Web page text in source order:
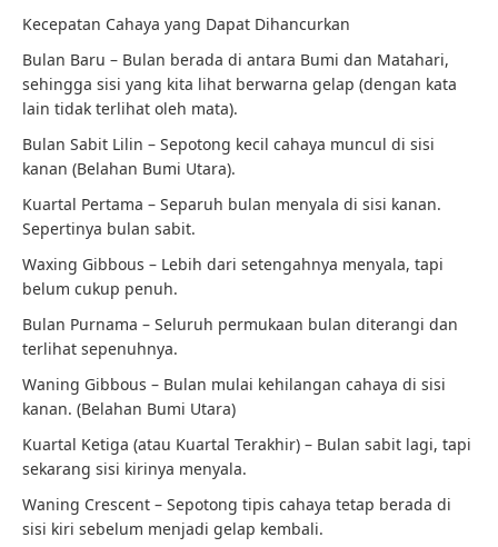
Kecepatan Cahaya yang Dapat Dihancurkan
Bulan Baru – Bulan berada di antara Bumi dan Matahari,
sehingga sisi yang kita lihat berwarna gelap (dengan kata
lain tidak terlihat oleh mata).
Bulan Sabit Lilin – Sepotong kecil cahaya muncul di sisi
kanan (Belahan Bumi Utara).
Kuartal Pertama – Separuh bulan menyala di sisi kanan.
Sepertinya bulan sabit.
Waxing Gibbous – Lebih dari setengahnya menyala, tapi
belum cukup penuh.
Bulan Purnama – Seluruh permukaan bulan diterangi dan
terlihat sepenuhnya.
Waning Gibbous – Bulan mulai kehilangan cahaya di sisi
kanan. (Belahan Bumi Utara)
Kuartal Ketiga (atau Kuartal Terakhir) – Bulan sabit lagi, tapi
sekarang sisi kirinya menyala.
Waning Crescent – Sepotong tipis cahaya tetap berada di
sisi kiri sebelum menjadi gelap kembali.